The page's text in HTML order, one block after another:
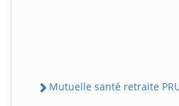
Mutuelle santé retraite